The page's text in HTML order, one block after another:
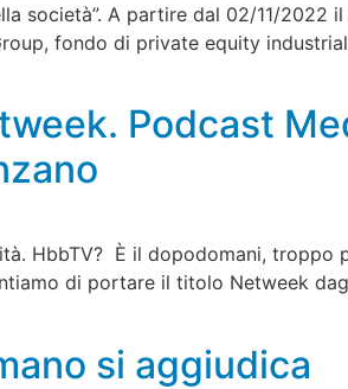
società”. A partire dal 02/11/2022
fondo di private equity
Podcast
HbbTV? È il dopodomani, troppo
di portare il titolo Netweek
si aggiudica